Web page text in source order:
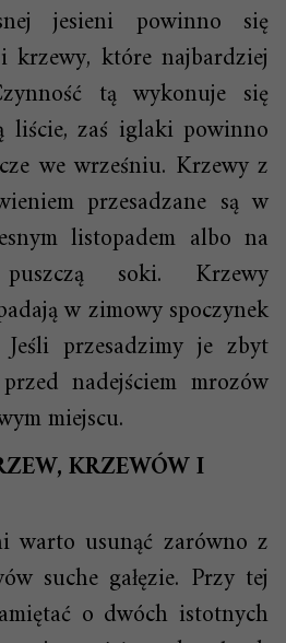
jesieni powinno się
krzewy, które najbardziej
tą wykonuje się
liście, zaś iglaki powinno
we wrześniu. Krzewy z
przesadzane są w
listopadem albo na
soki. Krzewy
w zimowy spoczynek
przesadzimy je zbyt
nadejściem mrozów
miejscu.
KRZEWÓW I
warto usunąć zarówno z
suche gałęzie. Przy tej
o dwóch istotnych